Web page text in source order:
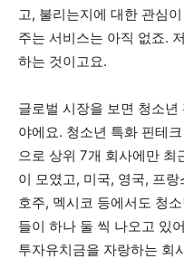
고, 불리는지에 대한 관심
주는 서비스는 아직 없죠.
하는 것이고요.
글로벌 시장을 보면 청소
야에요. 청소년 특화 핀테
으로 상위 7개 회사에만
이 모였고, 미국, 영국, 프
호주, 멕시코 등에서도 청
들이 하나 둘 씩 나오고 있
투자유치금을 자랑하는 회